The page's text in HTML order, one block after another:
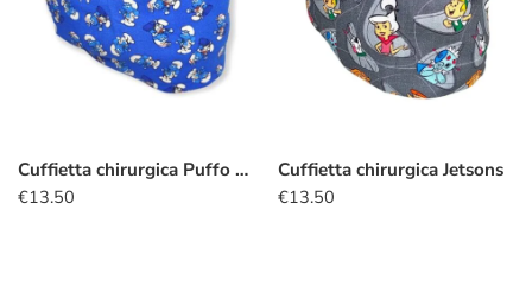
Cuffietta chirurgica Puffo dottore
€13.50
Cuffietta chirurgica Jetsons
€13.50